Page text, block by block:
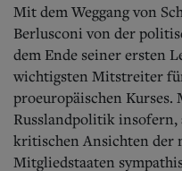
Mit dem Weggang von
Berlusconi von der
dem Ende seiner ersten
wichtigsten Mitstreiter
proeuropäischen Kurses.
Russlandpolitik insofern,
kritischen Ansichten der
Mitgliedstaaten